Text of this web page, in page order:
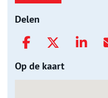
Delen
Op de kaart